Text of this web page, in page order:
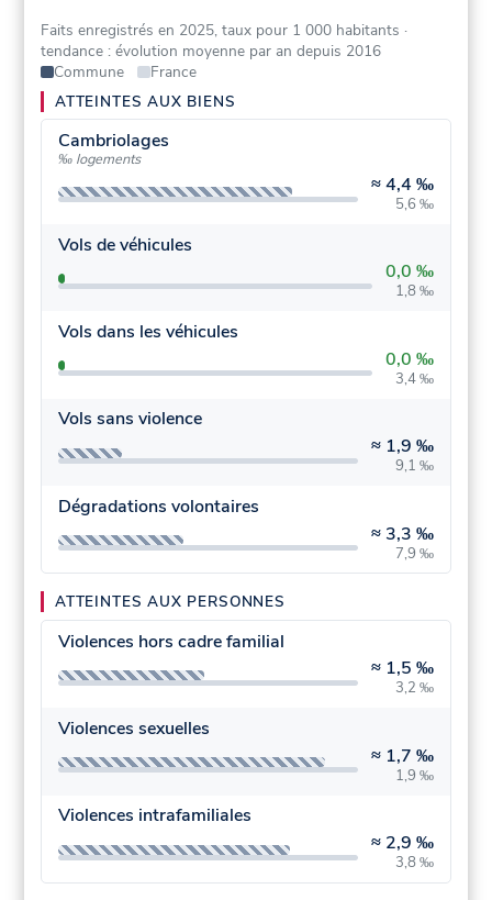
Faits enregistrés en 2025, taux pour 1 000 habitants ·
tendance : évolution moyenne par an depuis 2016
Commune
France
ATTEINTES AUX BIENS
Cambriolages
‰ logements
≈4,4 ‰
5,6 ‰
Vols de véhicules
0,0 ‰
1,8 ‰
Vols dans les véhicules
0,0 ‰
3,4 ‰
Vols sans violence
≈ 1,9 ‰
9,1 ‰
Dégradations volontaires
≈ 3,3 ‰
7,9 ‰
ATTEINTES AUX PERSONNES
Violences hors cadre familial
≈ 1,5 ‰
3,2 ‰
Violences sexuelles
≈ 1,7 ‰
1,9 ‰
Violences intrafamiliales
≈ 2,9 ‰
3,8 ‰